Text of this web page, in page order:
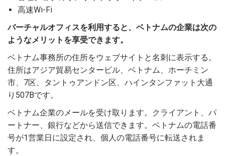
高速Wi-Fi
バーチャルオフィスを利用すると、ベトナムの企業は次の
ようなメリットを享受できます。
ベトナム事務所の住所をウェブサイトと名刺に表示する。
住所はアジア貿易センタービル、ベトナム、ホーチミン
市、7区、タントゥアンドン区、ハインタンファット大通
り507Bです。
ベトナム企業のメールを受け取ります。クライアント、パ
ートナー、銀行などから送信できます。ベトナムの電話番
号が1営業日に設定され、個人の電話番号に転送されま
す。